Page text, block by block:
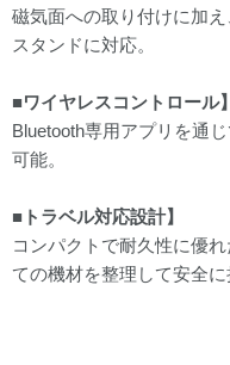
磁気面への取り付けに加
スタンドに対応。
■ワイヤレスコントロール】
Bluetooth専用アプリを通
可能。
■トラベル対応設計】
コンパクトで耐久性に優
ての機材を整理して安全に